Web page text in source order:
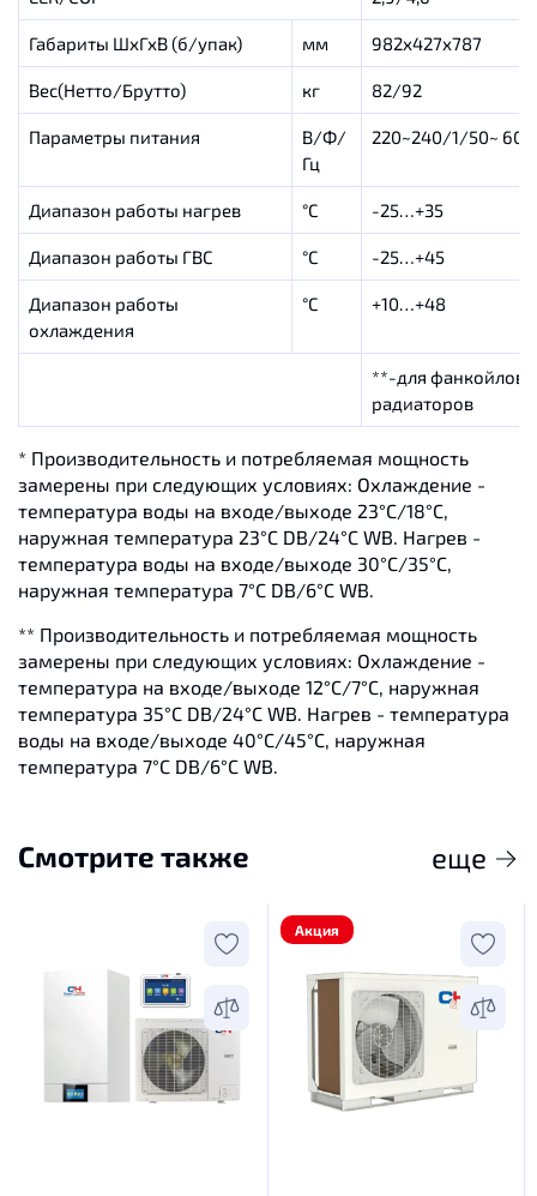
Габариты ШхГхВ (б/упак) мм 982х427х787
Вес(Нетто/Брутто) кг 82/92
Параметры питания
В/Ф/
Гц
220~240/1/50~ 60
Диапазон работы нагрев °C -25…+35
Диапазон работы ГВС °C -25…+45
Диапазон работы
охлаждения
°C +10…+48
**-для фанкойлов
радиаторов
* Производительность и потребляемая мощность
замерены при следующих условиях: Охлаждение -
температура воды на входе/выходе 23°С/18°С,
наружная температура 23°С DB/24°C WB. Нагрев -
температура воды на входе/выходе 30°С/35°С,
наружная температура 7°С DB/6°C WB.
** Производительность и потребляемая мощность
замерены при следующих условиях: Охлаждение -
температура на входе/выходе 12°С/7°С, наружная
температура 35°С DB/24°C WB. Нагрев - температура
воды на входе/выходе 40°С/45°С, наружная
температура 7°С DB/6°C WB.
Смотрите также еще
Акция